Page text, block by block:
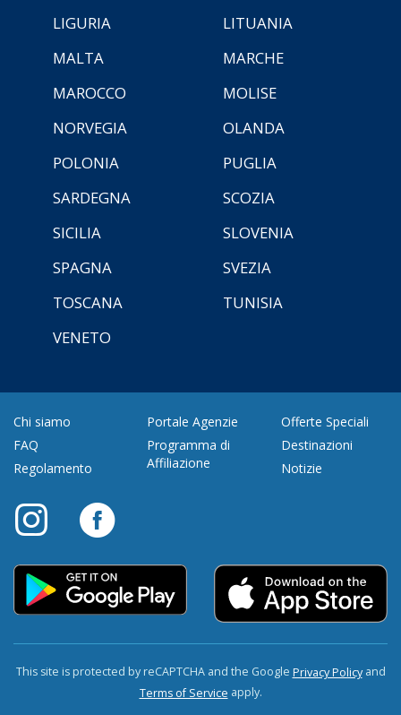
LIGURIA
LITUANIA
MALTA
MARCHE
MAROCCO
MOLISE
NORVEGIA
OLANDA
POLONIA
PUGLIA
SARDEGNA
SCOZIA
SICILIA
SLOVENIA
SPAGNA
SVEZIA
TOSCANA
TUNISIA
VENETO
Chi siamo
FAQ
Regolamento
Portale Agenzie
Programma di
Affiliazione
Offerte Speciali
Destinazioni
Notizie
This site is protected by reCAPTCHA and the Google Privacy Policyand
Terms of Service apply.